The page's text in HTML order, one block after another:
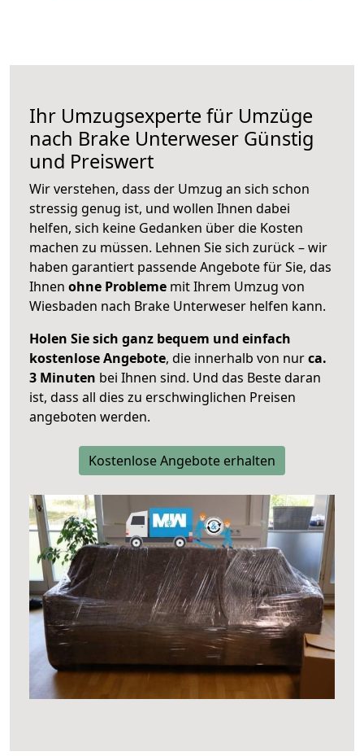
Ihr Umzugsexperte für Umzüge
nach Brake Unterweser Günstig
und Preiswert
Wir verstehen, dass der Umzug an sich schon
stressig genug ist, und wollen Ihnen dabei
helfen, sich keine Gedanken über die Kosten
machen zu müssen. Lehnen Sie sich zurück – wir
haben garantiert passende Angebote für Sie, das
Ihnen ohne Probleme mit Ihrem Umzug von
Wiesbaden nach Brake Unterweser helfen kann.
Holen Sie sich ganz bequem und einfach
kostenlose Angebote, die innerhalb von nurca.
3 Minuten bei Ihnen sind. Und das Beste daran
ist, dass all dies zu erschwinglichen Preisen
angeboten werden.
Kostenlose Angebote erhalten